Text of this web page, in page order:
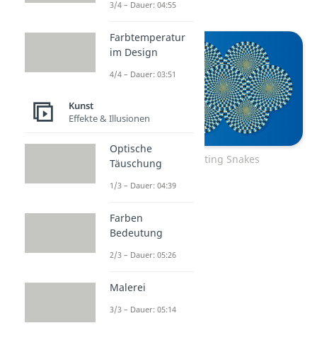
No more rotating Snakes
3/4 – Dauer: 04:55
Farbtemperatur
im Design
4/4 – Dauer: 03:51
Kunst
Effekte & Illusionen
Optische
Täuschung
1/3 – Dauer: 04:39
Farben
Bedeutung
2/3 – Dauer: 05:26
Malerei
3/3 – Dauer: 05:14